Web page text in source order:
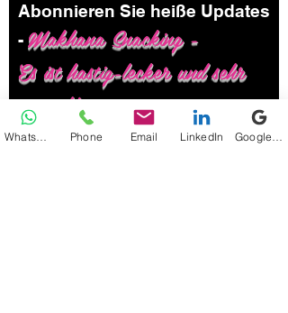
Abonnieren Sie heiße Updates
- Makhana Snacking -
Es ist hastig-lecker und sehr
gesund!
Gib deine E-Mail hier ein*
Phone Email LinkedIn